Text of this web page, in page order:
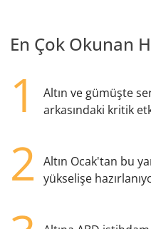
En Çok Okunan
1
Altın ve gümüşte
arkasındaki kritik
2
Altın Ocak'tan bu
yükselişe